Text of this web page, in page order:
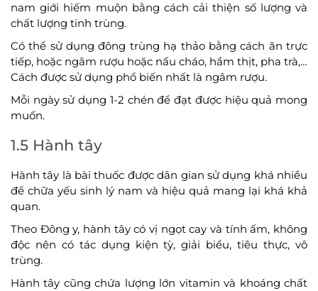
nam giới hiếm muộn bằng cách cải thiện số lượng và
chất lượng tinh trùng.
Có thể sử dụng đông trùng hạ thảo bằng cách ăn trực
tiếp, hoặc ngâm rượu hoặc nấu cháo, hầm thịt, pha trà,…
Cách được sử dụng phổ biến nhất là ngâm rượu.
Mỗi ngày sử dụng 1-2 chén để đạt được hiệu quả mong
muốn.
1.5 Hành tây
Hành tây là bài thuốc được dân gian sử dụng khá nhiều
để chữa yếu sinh lý nam và hiệu quả mang lại khá khả
quan.
Theo Đông y, hành tây có vị ngọt cay và tính ấm, không
độc nên có tác dụng kiện tỳ, giải biểu, tiêu thực, vô
trùng.
Hành tây cũng chứa lượng lớn vitamin và khoáng chất